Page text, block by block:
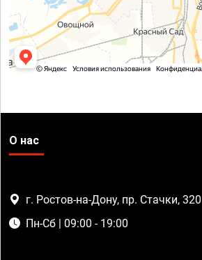
О нас
г. Ростов-на-Дону, пр. Стачки, 320
Пн-Сб | 09:00 - 19:00